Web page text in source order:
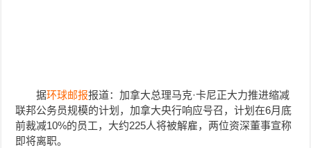
据环球邮报报道：加拿大总理马克·卡尼正大力推进缩减
联邦公务员规模的计划，加拿大央行响应号召，计划在6月底
前裁减10%的员工，大约225人将被解雇，两位资深董事宣称
即将离职。